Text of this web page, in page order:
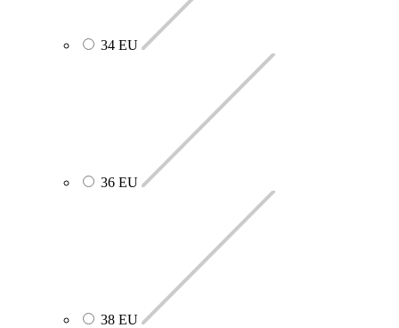
34 EU
36 EU
38 EU